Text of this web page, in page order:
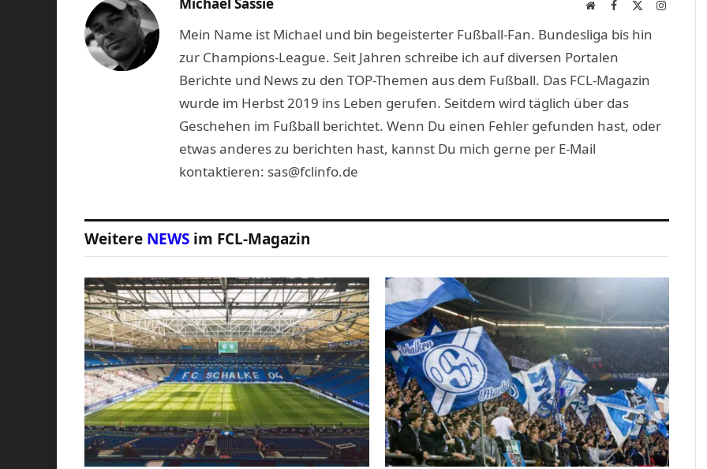
WebsiteFacebook
Mein Name ist Michael und bin begeisterter Fußball-Fan. Bundesliga bis hin
zur Champions-League. Seit Jahren schreibe ich auf diversen Portalen
Berichte und News zu den TOP-Themen aus dem Fußball. Das FCL-Magazin
wurde im Herbst 2019 ins Leben gerufen. Seitdem wird täglich über das
Geschehen im Fußball berichtet. Wenn Du einen Fehler gefunden hast, oder
etwas anderes zu berichten hast, kannst Du mich gerne per E-Mail
kontaktieren: sas@fclinfo.de
Weitere NEWS im FCL-Magazin